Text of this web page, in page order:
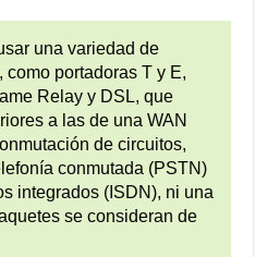
una variedad de
portadoras T y E,
Relay y DSL, que
a las de una WAN
de circuitos,
conmutada (PSTN)
integrados (ISDN), ni una
se consideran de